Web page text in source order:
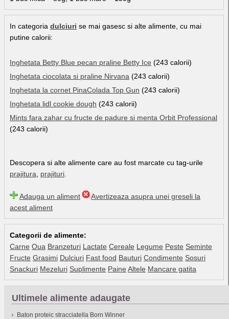
In categoria dulciuri se mai gasesc si alte alimente, cu mai
putine calorii:
Inghetata Betty Blue pecan praline Betty Ice (243 calorii)
Inghetata ciocolata si praline Nirvana (243 calorii)
Inghetata la cornet PinaColada Top Gun (243 calorii)
Inghetata lidl cookie dough (243 calorii)
Mints fara zahar cu fructe de padure si menta Orbit Professional
(243 calorii)
Descopera si alte alimente care au fost marcate cu tag-urile
prajitura
prajituri
Adauga un aliment
Avertizeaza asupra unei greseli la
acest aliment
Categorii de alimente:
Carne Oua Branzeturi Lactate Cereale Legume Peste Seminte
Fructe Grasimi Dulciuri Fast food Bauturi Condimente Sosuri
Snackuri Mezeluri Suplimente Paine Altele Mancare gatita
Ultimele alimente adaugate
Baton proteic stracciatella Born Winner